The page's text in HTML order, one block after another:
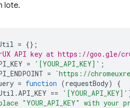
lote.
= {};
API key at https://goo.gle/
= '[YOUR_API_KEY]' ;
= `https://
= function (requestBody)
{
.API_KEY == '[YOUR_API_KEY]'
"YOUR_API_KEY" with